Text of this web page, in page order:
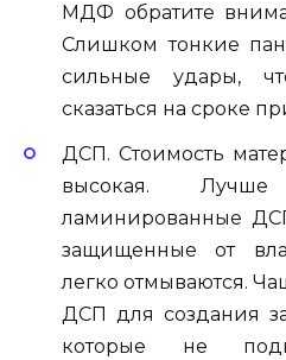
МДФ обратите
Слишком тонкие
сильные удары,
сказаться на сроке
ДСП. Стоимость
высокая.
ламинированные
защищенные от
легко отмываются.
ДСП для создания
которые не